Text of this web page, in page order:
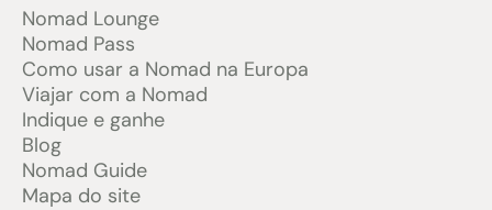
Nomad Lounge
Nomad Pass
Como usar a Nomad na Europa
Viajar com a Nomad
Indique e ganhe
Blog
Nomad Guide
Mapa do site